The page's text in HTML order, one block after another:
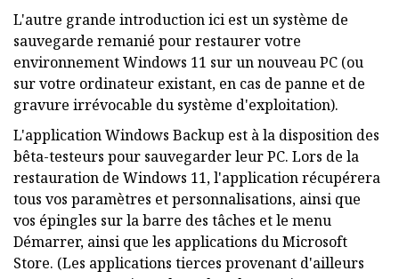
L'autre grande introduction ici est un système de
sauvegarde remanié pour restaurer votre
environnement Windows 11 sur un nouveau PC (ou
sur votre ordinateur existant, en cas de panne et de
gravure irrévocable du système d'exploitation).
L'application Windows Backup est à la disposition des
bêta-testeurs pour sauvegarder leur PC. Lors de la
restauration de Windows 11, l'application récupérera
tous vos paramètres et personnalisations, ainsi que
vos épingles sur la barre des tâches et le menu
Démarrer, ainsi que les applications du Microsoft
Store. (Les applications tierces provenant d'ailleurs